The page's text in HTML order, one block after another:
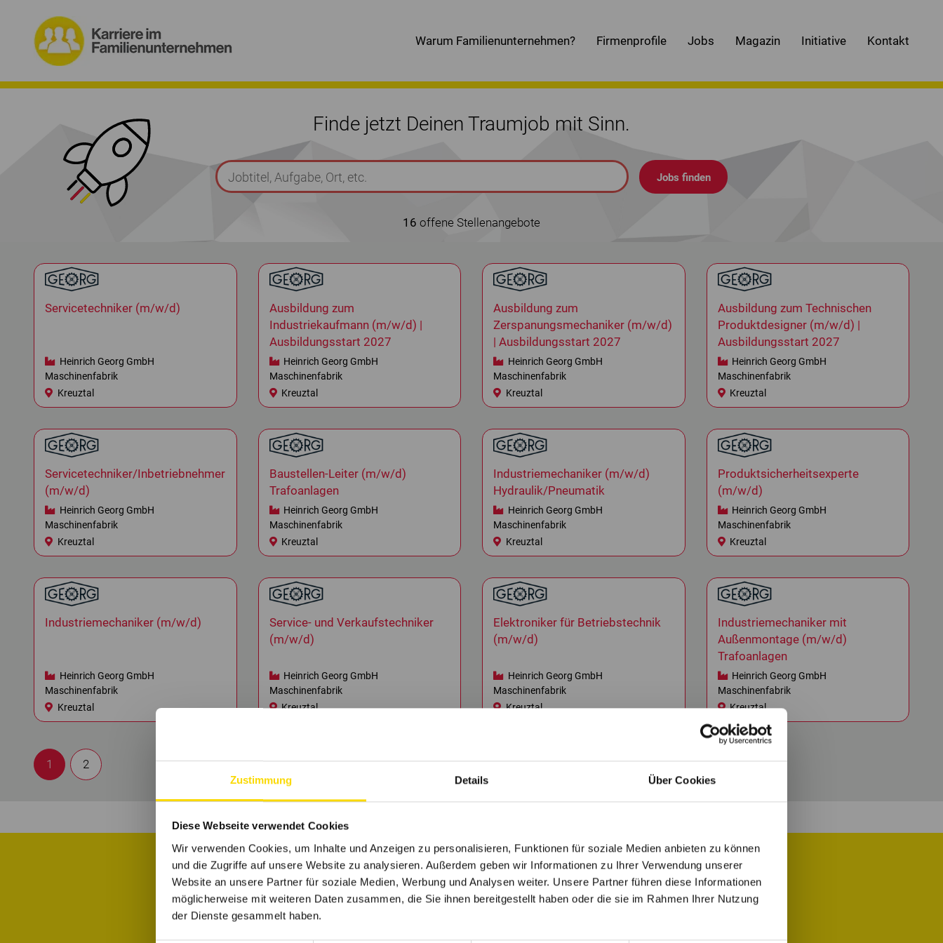
Zustimmung Details Über Cookies
Diese Webseite verwendet Cookies
Wir verwenden Cookies, um Inhalte und Anzeigen zu personalisieren, Funktionen für soziale Medien anbieten zu können
und die Zugriffe auf unsere Website zu analysieren. Außerdem geben wir Informationen zu Ihrer Verwendung unserer
Website an unsere Partner für soziale Medien, Werbung und Analysen weiter. Unsere Partner führen diese Informationen
möglicherweise mit weiteren Daten zusammen, die Sie ihnen bereitgestellt haben oder die sie im Rahmen Ihrer Nutzung
der Dienste gesammelt haben.
Warum Familienunternehmen? Firmenprofile Jobs Magazin Initiative Kontakt
Finde jetzt Deinen Traumjob mit Sinn.
16 offene Stellenangebote
Servicetechniker (m/w/d)
Heinrich Georg GmbH
Maschinenfabrik
Kreuztal
Ausbildung zum
Industriekaufmann (m/w/d) |
Ausbildungsstart 2027
Heinrich Georg GmbH
Maschinenfabrik
Kreuztal
Ausbildung zum
Zerspanungsmechaniker (m/w/d)
| Ausbildungsstart 2027
Heinrich Georg GmbH
Maschinenfabrik
Kreuztal
Ausbildung zum Technischen
Produktdesigner (m/w/d) |
Ausbildungsstart 2027
Heinrich Georg GmbH
Maschinenfabrik
Kreuztal
Servicetechniker/Inbetriebnehmer
(m/w/d)
Heinrich Georg GmbH
Maschinenfabrik
Kreuztal
Baustellen-Leiter (m/w/d)
Trafoanlagen
Heinrich Georg GmbH
Maschinenfabrik
Kreuztal
Industriemechaniker (m/w/d)
Hydraulik/Pneumatik
Heinrich Georg GmbH
Maschinenfabrik
Kreuztal
Produktsicherheitsexperte
(m/w/d)
Heinrich Georg GmbH
Maschinenfabrik
Kreuztal
Industriemechaniker (m/w/d)
Heinrich Georg GmbH
Maschinenfabrik
Kreuztal
Service- und Verkaufstechniker
(m/w/d)
Heinrich Georg GmbH
Maschinenfabrik
Kreuztal
Elektroniker für Betriebstechnik
(m/w/d)
Heinrich Georg GmbH
Maschinenfabrik
Kreuztal
Industriemechaniker mit
Außenmontage (m/w/d)
Trafoanlagen
Heinrich Georg GmbH
Maschinenfabrik
Kreuztal
1 2
Interesse an Familienunternehmen gewonnen?
Informiere dich in den Firmenprofilen und finde den perfekten Job für Dich.